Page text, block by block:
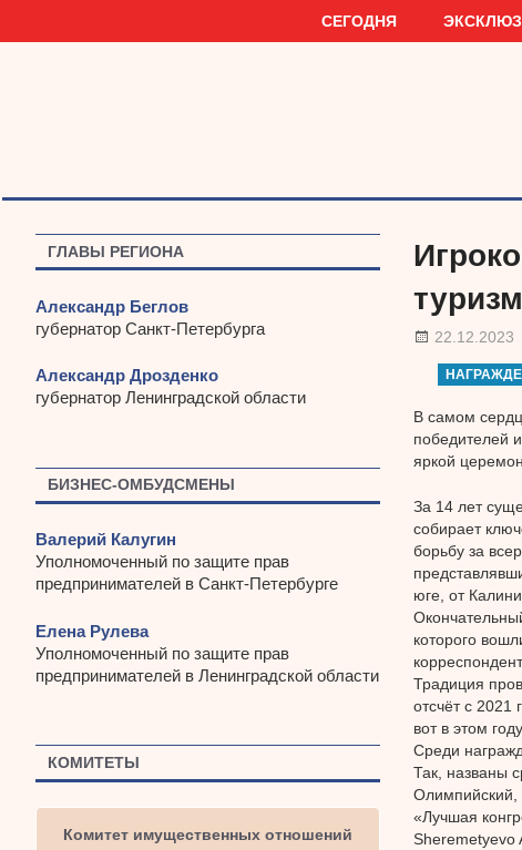
СЕГОДНЯ
22.12.2023
В самом
победителей
яркой
За 14 лет
собирает
борьбу за
юге, от
которого
Традиция
отсчёт с
вот в этом
Среди
Так, названы
Олимпийский,
«Лучшая
Sheremetyevo
ГЛАВЫ РЕГИОНА
Александр Беглов
губернатор Санкт-Петербурга
Александр Дрозденко
губернатор Ленинградской области
БИЗНЕС-ОМБУДСМЕНЫ
Валерий Калугин
Уполномоченный по защите прав
предпринимателей в Санкт-Петербурге
Елена Рулева
Уполномоченный по защите прав
предпринимателей в Ленинградской области
КОМИТЕТЫ
Комитет имущественных отношений